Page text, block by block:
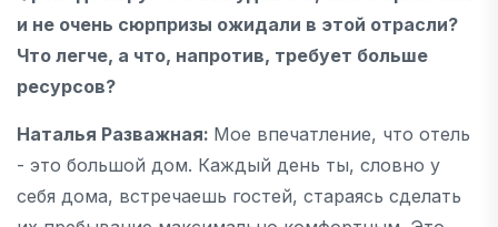
и не очень сюрпризы ожидали в этой отрасли?
Что легче, а что, напротив, требует больше
ресурсов?
Наталья Разважная: Мое впечатление, что отель
- это большой дом. Каждый день ты, словно у
себя дома, встречаешь гостей, стараясь сделать